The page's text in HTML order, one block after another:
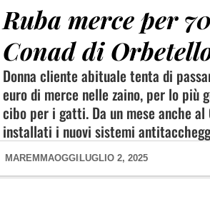
Ruba merce per
Conad di
Donna cliente abituale tenta di
euro di merce nelle zaino, per lo più
cibo per i gatti. Da un mese anche
installati i nuovi sistemi
MAREMMAOGGI LUGLIO 2, 2025